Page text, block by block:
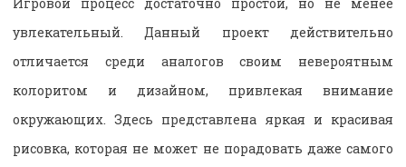
увлекательный. Данный проект действительно
отличается среди аналогов своим невероятным
колоритом и дизайном, привлекая внимание
окружающих. Здесь представлена яркая и красивая
рисовка, которая не может не порадовать даже самого